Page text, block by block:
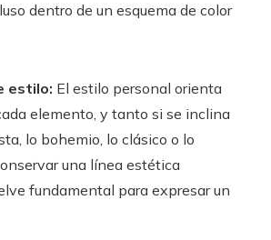
dentro de un esquema de color
estilo: El estilo personal orienta
elemento, y tanto si se inclina
lo bohemio, lo clásico o lo
una línea estética
fundamental para expresar un